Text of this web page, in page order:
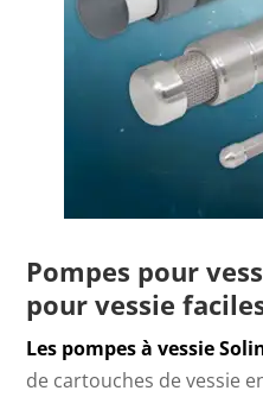
Pompes pour
pour vessie
Les pompes à vessie
de cartouches de vessie